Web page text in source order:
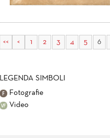
<< < 1 2 3 4 5 6
LEGENDA SIMBOLI
Fotografie
Video